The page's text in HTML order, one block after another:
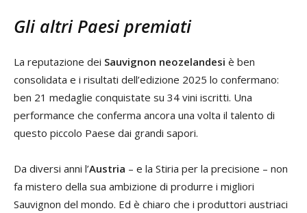
Gli altri Paesi premiati
La reputazione dei Sauvignon neozelandesi è ben
consolidata e i risultati dell’edizione 2025 lo confermano:
ben 21 medaglie conquistate su 34 vini iscritti. Una
performance che conferma ancora una volta il talento di
questo piccolo Paese dai grandi sapori.
Da diversi anni l’Austria – e la Stiria per la precisione – non
fa mistero della sua ambizione di produrre i migliori
Sauvignon del mondo. Ed è chiaro che i produttori austriaci